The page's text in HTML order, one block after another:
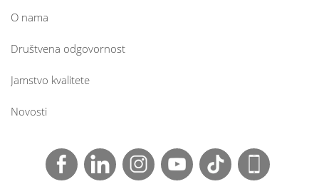
O nama
Društvena odgovornost
Jamstvo kvalitete
Novosti